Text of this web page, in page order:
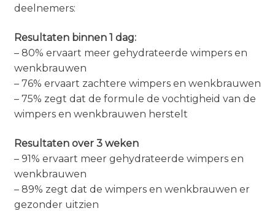
deelnemers:
Resultaten binnen 1 dag:
– 80% ervaart meer gehydrateerde wimpers en
wenkbrauwen
– 76% ervaart zachtere wimpers en wenkbrauwen
– 75% zegt dat de formule de vochtigheid van de
wimpers en wenkbrauwen herstelt
Resultaten over 3 weken
– 91% ervaart meer gehydrateerde wimpers en
wenkbrauwen
– 89% zegt dat de wimpers en wenkbrauwen er
gezonder uitzien